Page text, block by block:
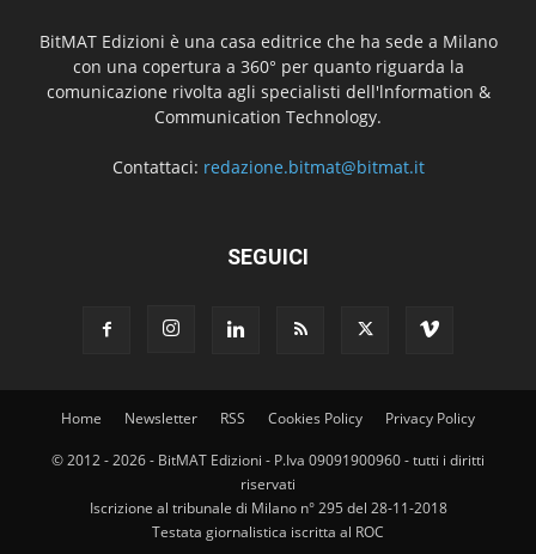
BitMAT Edizioni è una casa editrice che ha sede a Milano
con una copertura a 360° per quanto riguarda la
comunicazione rivolta agli specialisti dell'lnformation &
Communication Technology.
Contattaci: redazione.bitmat@bitmat.it
SEGUICI
Home Newsletter RSS Cookies Policy Privacy Policy
© 2012 - 2026 - BitMAT Edizioni - P.Iva 09091900960 - tutti i diritti
riservati
Iscrizione al tribunale di Milano n° 295 del 28-11-2018
Testata giornalistica iscritta al ROC